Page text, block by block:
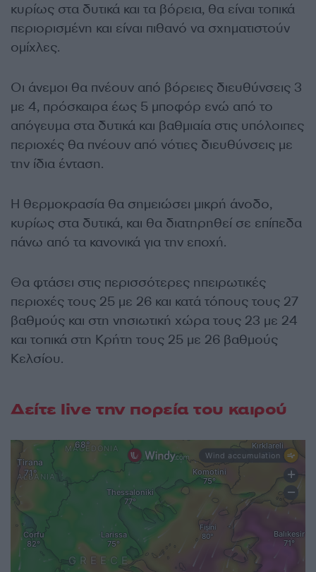
κυρίως στα δυτικά και τα βόρεια, θα είναι τοπικά
περιορισμένη και είναι πιθανό να σχηματιστούν
ομίχλες.
Οι άνεμοι θα πνέουν από βόρειες διευθύνσεις 3
με 4, πρόσκαιρα έως 5 μποφόρ ενώ από το
απόγευμα στα δυτικά και βαθμιαία στις υπόλοιπες
περιοχές θα πνέουν από νότιες διευθύνσεις με
την ίδια ένταση.
Η θερμοκρασία θα σημειώσει μικρή άνοδο,
κυρίως στα δυτικά, και θα διατηρηθεί σε επίπεδα
πάνω από τα κανονικά για την εποχή.
Θα φτάσει στις περισσότερες ηπειρωτικές
περιοχές τους 25 με 26 και κατά τόπους τους 27
βαθμούς και στη νησιωτική χώρα τους 23 με 24
και τοπικά στη Κρήτη τους 25 με 26 βαθμούς
Κελσίου.
Δείτε live την πορεία του καιρού